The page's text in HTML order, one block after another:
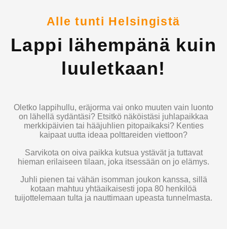
Alle tunti Helsingistä
Lappi lähempänä kuin
luuletkaan!
Oletko lappihullu, eräjorma vai onko muuten vain luonto
on lähellä sydäntäsi? Etsitkö näköistäsi juhlapaikkaa
merkkipäivien tai hääjuhlien pitopaikaksi? Kenties
kaipaat uutta ideaa polttareiden viettoon?
Sarvikota on oiva paikka kutsua ystävät ja tuttavat
hieman erilaiseen tilaan, joka itsessään on jo elämys.
Juhli pienen tai vähän isomman joukon kanssa, sillä
kotaan mahtuu yhtäaikaisesti jopa 80 henkilöä
tuijottelemaan tulta ja nauttimaan upeasta tunnelmasta.